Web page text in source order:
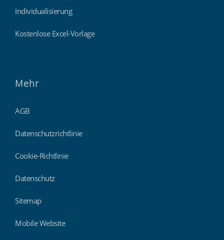
Individualisierung
Kostenlose Excel-Vorlage
Mehr
AGB
Datenschutzrichtlinie
Cookie-Richtlinie
Datenschutz
Sitemap
Mobile Website